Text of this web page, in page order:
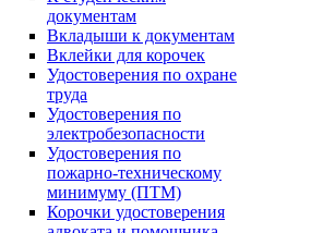
документам
Вкладыши к документам
Вклейки для корочек
Удостоверения по охране
труда
Удостоверения по
электробезопасности
Удостоверения по
пожарно-техническому
минимуму (ПТМ)
Корочки удостоверения